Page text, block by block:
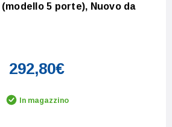
(modello 5 porte), Nuovo da
292,80€
In magazzino